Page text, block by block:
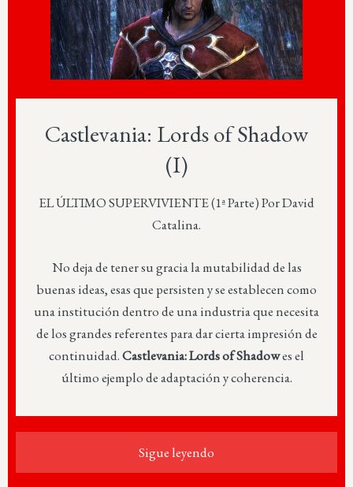
Castlevania: Lords of Shadow
(I)
EL ÚLTIMO SUPERVIVIENTE (1ª Parte) Por David
Catalina.
No deja de tener su gracia la mutabilidad de las
buenas ideas, esas que persisten y se establecen como
una institución dentro de una industria que necesita
de los grandes referentes para dar cierta impresión de
continuidad.Castlevania: Lords of Shadowes el
último ejemplo de adaptación y coherencia.
Sigue leyendo